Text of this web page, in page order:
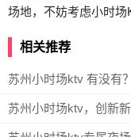
场地，不妨考虑小时场
相关推荐
苏州小时场ktv 有没有
苏州小时场ktv，创新